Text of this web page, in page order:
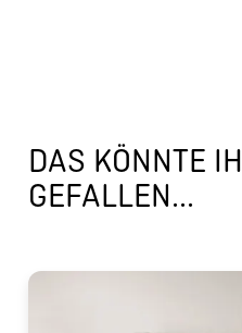
DAS KÖNNTE
GEFALLEN...